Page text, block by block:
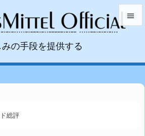
の手段を提供する


総評